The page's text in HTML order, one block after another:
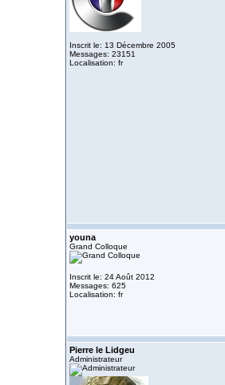
Inscrit le: 13 Décembre 2005
Messages: 23151
Localisation: fr
youna
Grand Colloque
Inscrit le: 24 Août 2012
Messages: 625
Localisation: fr
Pierre le Lidgeu
Administrateur